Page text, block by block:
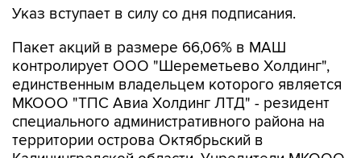
Пакет акций в размере 66,06% в МАШ
единственным владельцем которого является
МКООО "ТПС Авиа Холдинг ЛТД" - резидент
специального административного района на
территории острова Октябрьский в
Калининградской области. Учредители МКООО
не раскрываются. До редомициляции, которая